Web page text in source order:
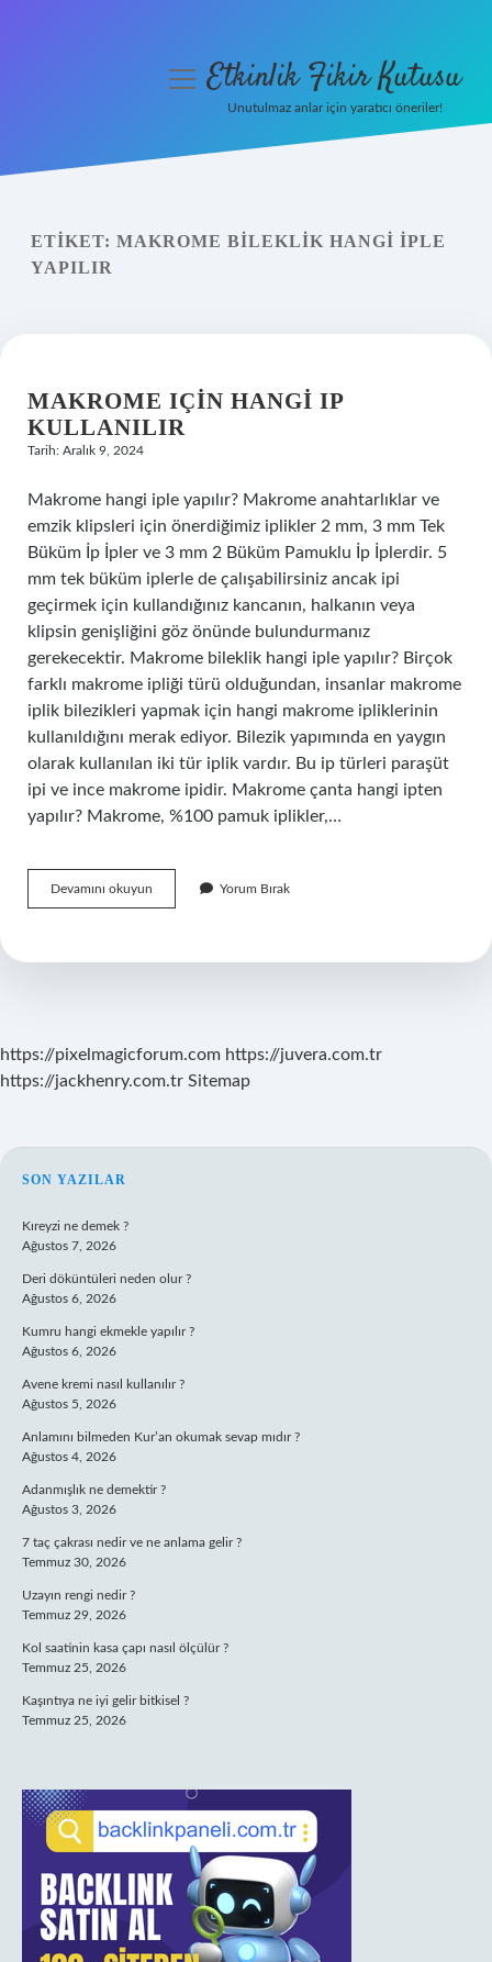
Yasal Uyarı
menüyüEtkinlik Fikir Kutusu
Unutulmaz anlar için yaratıcı öneriler!
ETIKET: MAKROME BILEKLIK HANGI IPLE
YAPILIR
MAKROME IÇIN HANGI IP
KULLANILIR
Tarih: Aralık 9, 2024
Makrome hangi iple yapılır? Makrome anahtarlıklar ve
emzik klipsleri için önerdiğimiz iplikler 2 mm, 3 mm Tek
Büküm İp İpler ve 3 mm 2 Büküm Pamuklu İp İplerdir. 5
mm tek büküm iplerle de çalışabilirsiniz ancak ipi
geçirmek için kullandığınız kancanın, halkanın veya
klipsin genişliğini göz önünde bulundurmanız
gerekecektir. Makrome bileklik hangi iple yapılır? Birçok
farklı makrome ipliği türü olduğundan, insanlar makrome
iplik bilezikleri yapmak için hangi makrome ipliklerinin
kullanıldığını merak ediyor. Bilezik yapımında en yaygın
olarak kullanılan iki tür iplik vardır. Bu ip türleri paraşüt
ipi ve ince makrome ipidir. Makrome çanta hangi ipten
yapılır? Makrome, %100 pamuk iplikler,…
Devamını okuyun Makrome
Için
Kullanılır
Yorum Bırak
https://pixelmagicforum.com https://juvera.com.tr
https://jackhenry.com.tr Sitemap
SIDEBAR
SON YAZILAR
Kıreyzi ne demek ?
Ağustos 7, 2026
Deri döküntüleri neden olur ?
Ağustos 6, 2026
Kumru hangi ekmekle yapılır ?
Ağustos 6, 2026
Avene kremi nasıl kullanılır ?
Ağustos 5, 2026
Anlamını bilmeden Kur’an okumak sevap mıdır ?
Ağustos 4, 2026
Adanmışlık ne demektir ?
Ağustos 3, 2026
7 taç çakrası nedir ve ne anlama gelir ?
Temmuz 30, 2026
Uzayın rengi nedir ?
Temmuz 29, 2026
Kol saatinin kasa çapı nasıl ölçülür ?
Temmuz 25, 2026
Kaşıntıya ne iyi gelir bitkisel ?
Temmuz 25, 2026